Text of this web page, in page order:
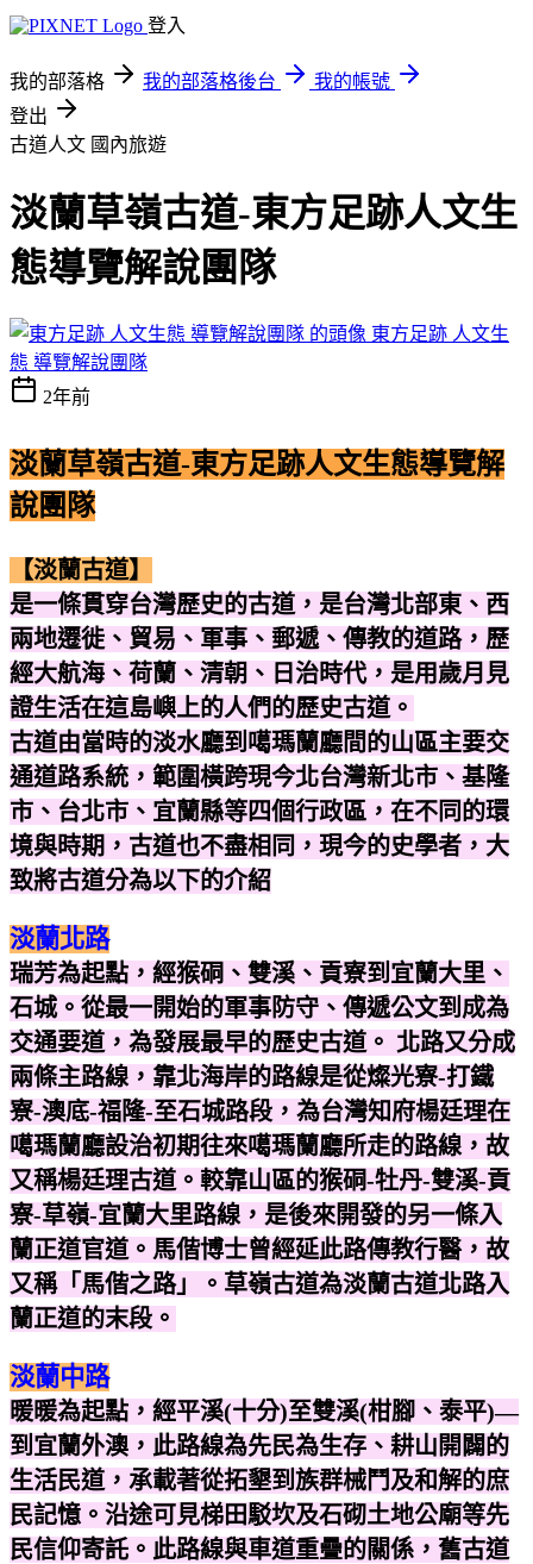
登入
我的部落格 我的部落格後台
我的帳號
登出
古道人文 國內旅遊
淡蘭草嶺古道-東方足跡人文生
態導覽解說團隊
東方足跡 人文生
態 導覽解說團隊
2年前
淡蘭草嶺古道-東方足跡人文生態導覽解
說團隊
【淡蘭古道】
是一條貫穿台灣歷史的古道，是台灣北部東、西
兩地遷徙、貿易、軍事、郵遞、傳教的道路，歷
經大航海、荷蘭、清朝、日治時代，是用歲月見
證生活在這島嶼上的人們的歷史古道。
古道由當時的淡水廳到噶瑪蘭廳間的山區主要交
通道路系統，範圍橫跨現今北台灣新北市、基隆
市、台北市、宜蘭縣等四個行政區，在不同的環
境與時期，古道也不盡相同，現今的史學者，大
致將古道分為以下的介紹
淡蘭北路
瑞芳為起點，經猴硐、雙溪、貢寮到宜蘭大里、
石城。從最一開始的軍事防守、傳遞公文到成為
交通要道，為發展最早的歷史古道。 北路又分成
兩條主路線，靠北海岸的路線是從燦光寮-打鐵
寮-澳底-福隆-至石城路段，為台灣知府楊廷理在
噶瑪蘭廳設治初期往來噶瑪蘭廳所走的路線，故
又稱楊廷理古道。較靠山區的猴硐-牡丹-雙溪-貢
寮-草嶺-宜蘭大里路線，是後來開發的另一條入
蘭正道官道。馬偕博士曾經延此路傳教行醫，故
又稱「馬偕之路」。草嶺古道為淡蘭古道北路入
蘭正道的末段。
淡蘭中路
暖暖為起點，經平溪(十分)至雙溪(柑腳、泰平)—
到宜蘭外澳，此路線為先民為生存、耕山開闢的
生活民道，承載著從拓墾到族群械鬥及和解的庶
民記憶。沿途可見梯田駁坎及石砌土地公廟等先
民信仰寄託。此路線與車道重疊的關係，舊古道